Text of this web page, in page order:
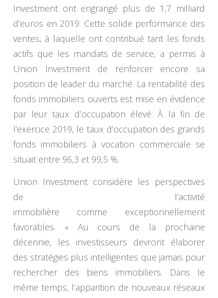
Investment ont engrangé plus de 1,7 milliard
d’euros en 2019. Cette solide performance des
ventes, à laquelle ont contribué tant les fonds
actifs que les mandats de service, a permis à
Union Investment de renforcer encore sa
position de leader du marché. La rentabilité des
fonds immobiliers ouverts est mise en évidence
par leur taux d’occupation élevé. À la fin de
l’exercice 2019, le taux d’occupation des grands
fonds immobiliers à vocation commerciale se
situait entre 96,3 et 99,5 %.
Union Investment considère les perspectives
de l’activité
immobilière comme exceptionnellement
favorables. « Au cours de la prochaine
décennie, les investisseurs devront élaborer
des stratégies plus intelligentes que jamais pour
rechercher des biens immobiliers. Dans le
même temps, l’apparition de nouveaux réseaux